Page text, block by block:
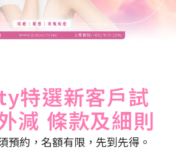
特選新客戶試
減 條款及細則
預約，名額有限，先到先得。